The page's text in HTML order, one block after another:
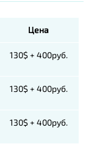
Цена
130$ + 400руб.
130$ + 400руб.
130$ + 400руб.